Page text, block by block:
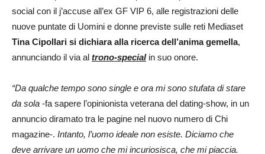
social con il j’accuse all’ex GF VIP 6, alle registrazioni delle
nuove puntate di Uomini e donne previste sulle reti Mediaset
Tina Cipollari si dichiara alla ricerca dell’anima gemella,
annunciando il via al trono-special in suo onore.
“Da qualche tempo sono single e ora mi sono stufata di stare
da sola -fa sapere l’opinionista veterana del dating-show, in un
annuncio diramato tra le pagine nel nuovo numero di Chi
magazine-. Intanto, l’uomo ideale non esiste. Diciamo che
deve arrivare un uomo che mi incuriosisca, che mi piaccia.